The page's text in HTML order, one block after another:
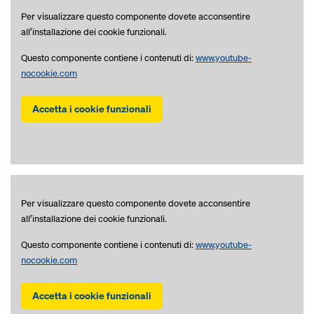
Per visualizzare questo componente dovete acconsentire
all’installazione dei cookie funzionali.
Questo componente contiene i contenuti di:www.youtube-
nocookie.com
Accetta i cookie funzionali
Per visualizzare questo componente dovete acconsentire
all’installazione dei cookie funzionali.
Questo componente contiene i contenuti di:www.youtube-
nocookie.com
Accetta i cookie funzionali